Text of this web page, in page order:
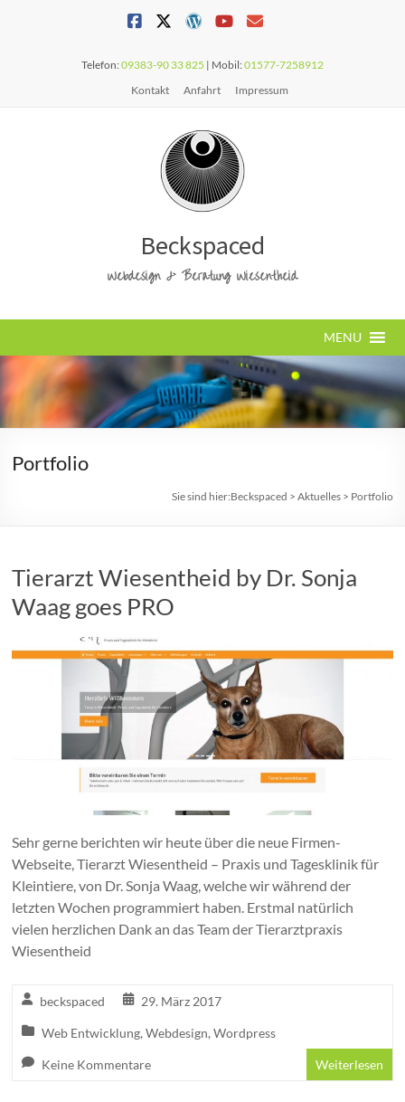
Telefon:09383-90 33 825 | Mobil:01577-7258912
Kontakt
Anfahrt Impressum
Beckspaced
Webdesign & Beratung Wiesentheid
MENU
Portfolio
Sie sind hier:Beckspaced > Aktuelles> Portfolio
Tierarzt Wiesentheid by Dr. Sonja
Waag goes PRO
Sehr gerne berichten wir heute über die neue Firmen-
Webseite, Tierarzt Wiesentheid – Praxis und Tagesklinik für
Kleintiere, von Dr. Sonja Waag, welche wir während der
letzten Wochen programmiert haben. Erstmal natürlich
vielen herzlichen Dank an das Team der Tierarztpraxis
Wiesentheid
beckspaced 29. März 2017
Web Entwicklung,Webdesign,Wordpress
Keine Kommentare Weiterlesen